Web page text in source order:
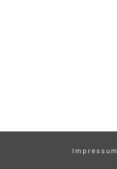
Impressum